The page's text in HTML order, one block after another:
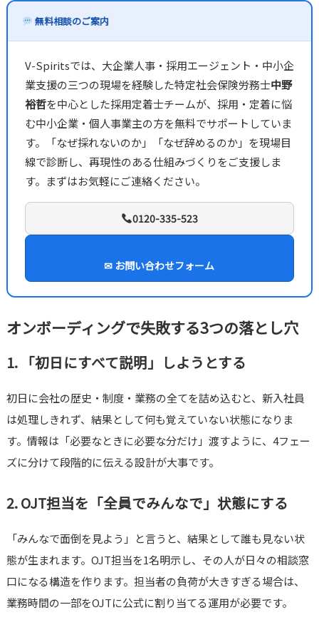
無料相談のご案内
V-Spiritsでは、大企業人事・採用エージェント・中小企
業支援の三つの現場を経験した特定社会保険労務士中野
裕哲を中心とした採用定着士チームが、採用・定着に悩
む中小企業・個人事業主の方を無料でサポートしていま
す。「なぜ採れないのか」「なぜ辞めるのか」を現場目
線で診断し、再現性のある仕組みづくりをご支援しま
す。まずはお気軽にご連絡ください。
0120-335-523
✉ お問い合わせフォーム
オンボーディングで失敗する3つの落とし穴
1. 「初日にすべて説明」しようとする
初日に会社の歴史・制度・業務の全てを詰め込むと、新入社員
は処理しきれず、結果として何も覚えていない状態になりま
す。情報は「必要なときに必要な分だけ」渡すように、4フェー
ズに分けて段階的に伝える設計が大事です。
2. OJT担当を「全員でみんなで」状態にする
「みんなで面倒を見よう」と言うと、結果として誰も見ない状
態が生まれます。OJT担当を1名明示し、その人が日々の相談窓
口になる構造を作ります。担当者の負荷が大きすぎる場合は、
業務時間の一部をOJTに公式に割り当てる運用が必要です。